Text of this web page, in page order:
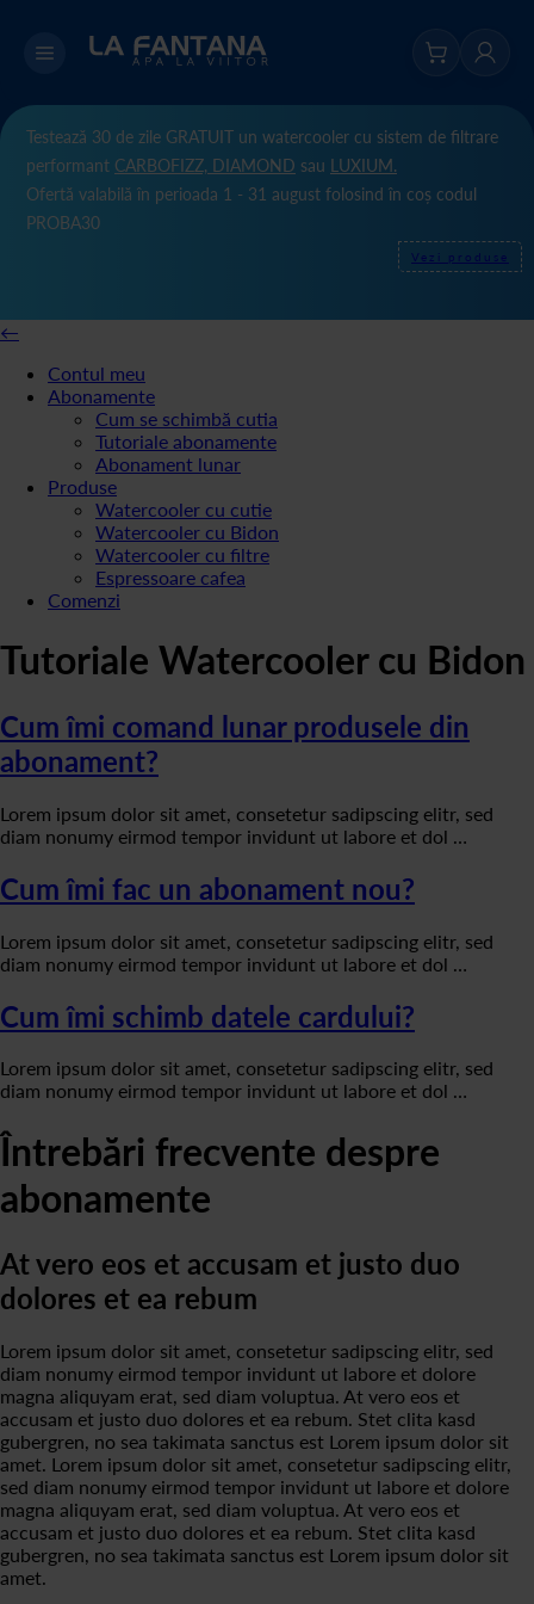
Testează 30 de zile GRATUIT un watercooler cu sistem de filtrare
performant CARBOFIZZ, DIAMOND sau LUXIUM.
Ofertă valabilă în perioada 1 - 31 august folosind în coș codul
PROBA30
Vezi produse
←
Contul meu
Abonamente
Cum se schimbă cutia
Tutoriale abonamente
Abonament lunar
Produse
Watercooler cu cutie
Watercooler cu Bidon
Watercooler cu filtre
Espressoare cafea
Comenzi
Tutoriale Watercooler cu Bidon
Cum îmi comand lunar produsele din
abonament?
Lorem ipsum dolor sit amet, consetetur sadipscing elitr, sed
diam nonumy eirmod tempor invidunt ut labore et dol …
Cum îmi fac un abonament nou?
Lorem ipsum dolor sit amet, consetetur sadipscing elitr, sed
diam nonumy eirmod tempor invidunt ut labore et dol …
Cum îmi schimb datele cardului?
Lorem ipsum dolor sit amet, consetetur sadipscing elitr, sed
diam nonumy eirmod tempor invidunt ut labore et dol …
Întrebări frecvente despre
abonamente
At vero eos et accusam et justo duo
dolores et ea rebum
Lorem ipsum dolor sit amet, consetetur sadipscing elitr, sed
diam nonumy eirmod tempor invidunt ut labore et dolore
magna aliquyam erat, sed diam voluptua. At vero eos et
accusam et justo duo dolores et ea rebum. Stet clita kasd
gubergren, no sea takimata sanctus est Lorem ipsum dolor sit
amet. Lorem ipsum dolor sit amet, consetetur sadipscing elitr,
sed diam nonumy eirmod tempor invidunt ut labore et dolore
magna aliquyam erat, sed diam voluptua. At vero eos et
accusam et justo duo dolores et ea rebum. Stet clita kasd
gubergren, no sea takimata sanctus est Lorem ipsum dolor sit
amet.